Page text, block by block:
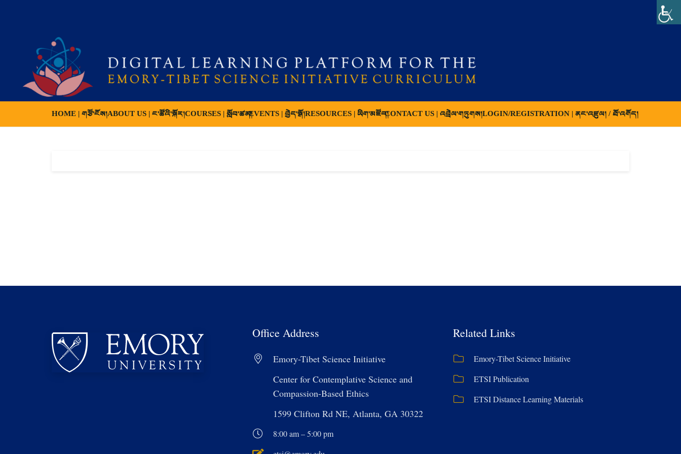
HOME | གཙོ་ངོས།ABOUT US | ང་ཚོའི་སྐོར།COURSES | སློབ་ཚན།EVENTS | བྱེད་སྒོ།RESOURCES | ཡིག་མཛོད།CONTACT US | འབྲེལ་གཏུགས།LOGIN/REGISTRATION | ནང་འཛུལ། / ཐོ་འགོད།
Office Address
Emory-Tibet Science Initiative
Center for Contemplative Science and
Compassion-Based Ethics
1599 Clifton Rd NE, Atlanta, GA 30322
8:00 am – 5:00 pm
Related Links
Emory-Tibet Science Initiative
ETSI Publication
ETSI Distance Learning Materials